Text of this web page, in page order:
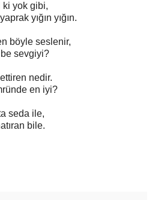
ki yok gibi,
yığın yığın.
böyle seslenir,
sevgiyi?
nedir.
en iyi?
seda ile,
bile.